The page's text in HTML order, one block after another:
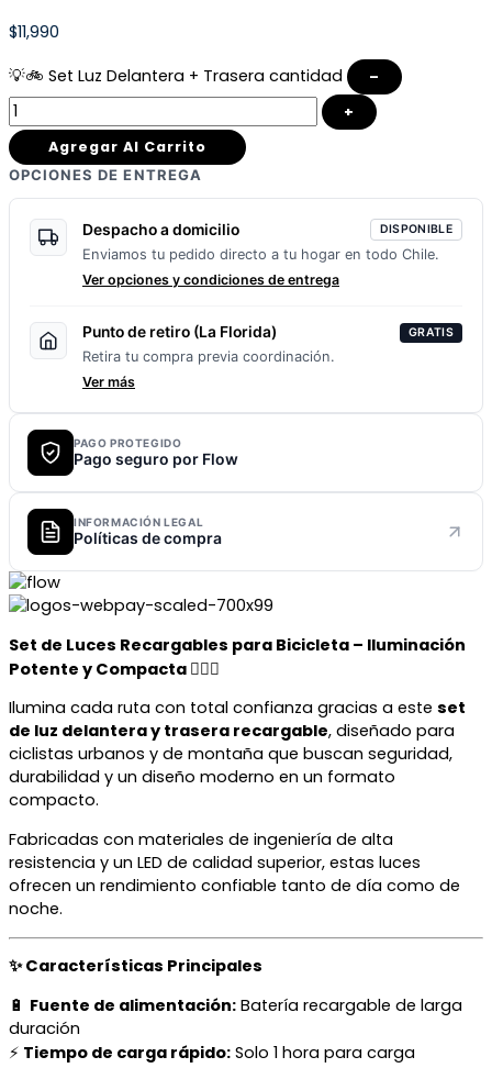
$11,990
💡🚲 Set Luz Delantera + Trasera cantidad
–
+
Agregar Al Carrito
OPCIONES DE ENTREGA
Despacho a domicilio DISPONIBLE
Enviamos tu pedido directo a tu hogar en todo Chile.
Ver opciones y condiciones de entrega
Punto de retiro (La Florida) GRATIS
Retira tu compra previa coordinación.
Ver más
PAGO PROTEGIDO
Pago seguro por Flow
INFORMACIÓN LEGAL
Políticas de compra
Set de Luces Recargables para Bicicleta – Iluminación
Potente y Compacta 🚴‍♂️✨
Ilumina cada ruta con total confianza gracias a este set
de luz delantera y trasera recargable, diseñado para
ciclistas urbanos y de montaña que buscan seguridad,
durabilidad y un diseño moderno en un formato
compacto.
Fabricadas con materiales de ingeniería de alta
resistencia y un LED de calidad superior, estas luces
ofrecen un rendimiento confiable tanto de día como de
noche.
✨ Características Principales
🔋 Fuente de alimentación: Batería recargable de larga
duración
⚡ Tiempo de carga rápido: Solo 1 hora para carga